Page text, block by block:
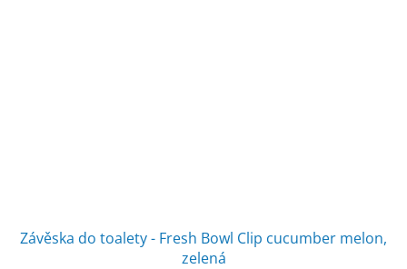
Závěska do toalety - Fresh Bowl Clip cucumber melon,
zelená